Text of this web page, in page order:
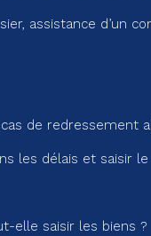
assistance d’un
de redressement
les délais et saisir
elle saisir les biens ?